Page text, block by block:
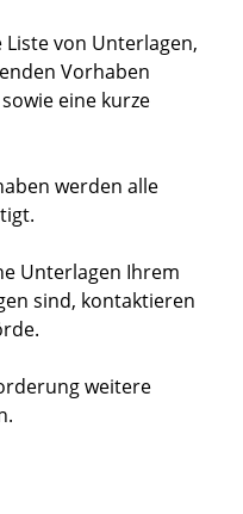
Liste von Unterlagen,
Vorhaben
eine kurze
werden alle
Unterlagen Ihrem
sind, kontaktieren
weitere